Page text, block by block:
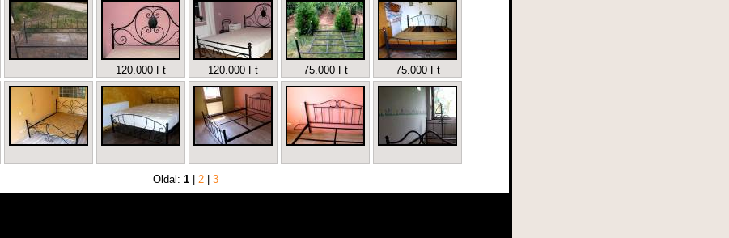
120.000 Ft 120.000 Ft 75.000 Ft 75.000 Ft
Oldal: 1| 2| 3